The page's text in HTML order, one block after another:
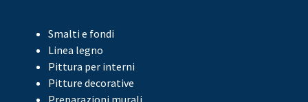
Smalti e fondi
Linea legno
Pittura per interni
Pitture decorative
Preparazioni murali